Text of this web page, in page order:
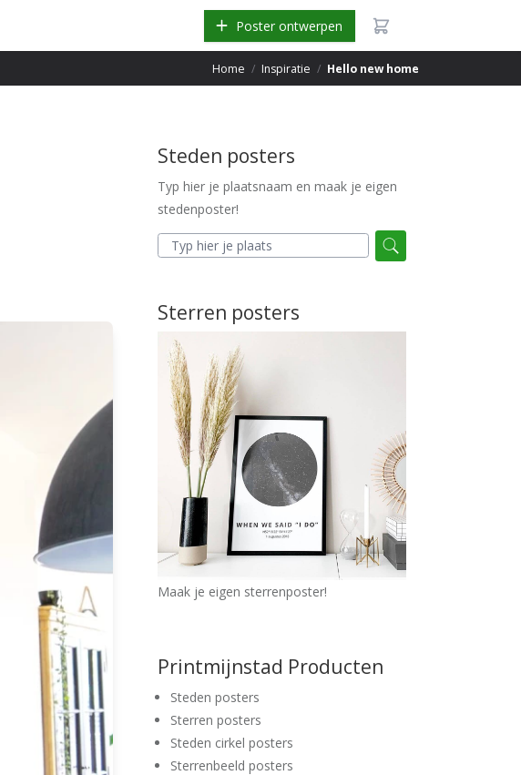
Poster ontwerpen
Home / Inspiratie / Hello new home
Steden posters
Typ hier je plaatsnaam en maak je eigen
stedenposter!
Sterren posters
Maak je eigen sterrenposter!
Printmijnstad Producten
Steden posters
Sterren posters
Steden cirkel posters
Sterrenbeeld posters